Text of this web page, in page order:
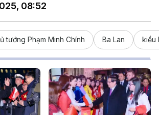
08:52
tướng Phạm Minh Chính Ba Lan kiều